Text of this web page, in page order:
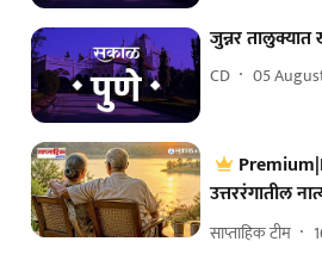
जुन्नर
CD 05
उत्तररंगातील
साप्ताहिक टीम